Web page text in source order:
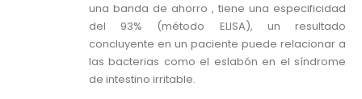
una banda de ahorro , tiene una especificidad
del 93% (método ELISA), un resultado
concluyente en un paciente puede relacionar a
las bacterias como el eslabón en el síndrome
de intestino irritable.